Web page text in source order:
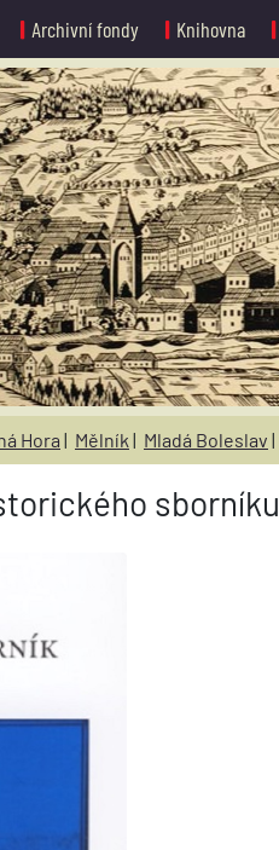
Archivní fondy Knihovna
Hora | Mělník | Mladá Boleslav |
sborníku